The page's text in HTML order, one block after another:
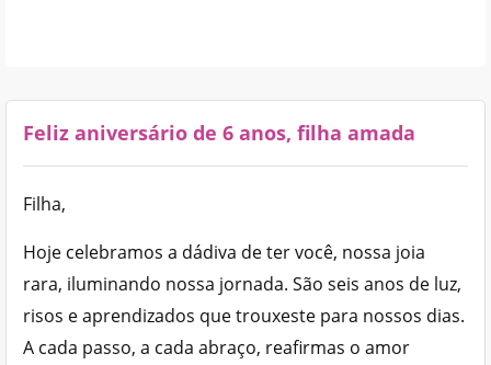
Feliz aniversário de 6 anos, filha amada
Filha,
Hoje celebramos a dádiva de ter você, nossa joia
rara, iluminando nossa jornada. São seis anos de luz,
risos e aprendizados que trouxeste para nossos dias.
A cada passo, a cada abraço, reafirmas o amor